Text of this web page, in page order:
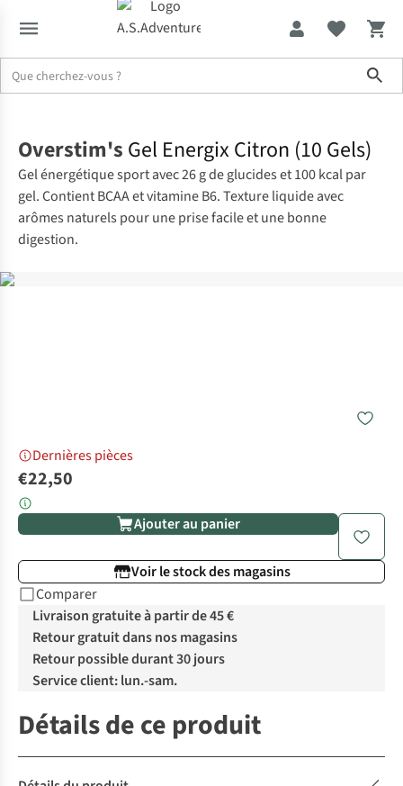
Overstim's Gel Energix Citron (10 Gels)
Gel énergétique sport avec 26 g de glucides et 100 kcal par
gel. Contient BCAA et vitamine B6. Texture liquide avec
arômes naturels pour une prise facile et une bonne
digestion.
Dernières pièces
€22,50
Ajouter au panier
Voir le stock des magasins
Comparer
Livraison gratuite à partir de 45 €
Retour gratuit dans nos magasins
Retour possible durant 30 jours
Service client: lun.-sam.
Détails de ce produit